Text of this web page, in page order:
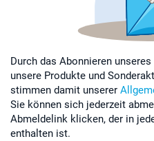
Durch das Abonnieren
unsere Produkte und
stimmen damit unserer
Sie können sich jederzeit
Abmeldelink klicken, der in
enthalten ist.